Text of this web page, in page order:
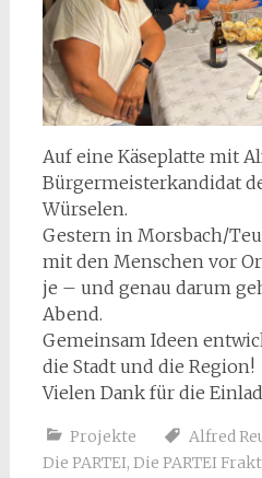
Auf eine Käseplatte mit
Bürgermeisterkandidat
Würselen.
Gestern in Morsbach/
mit den Menschen vor
je – und genau darum
Abend.
Gemeinsam Ideen
die Stadt und die Region!
Vielen Dank für die
Projekte Alfred
Die PARTEI, Die PARTEI